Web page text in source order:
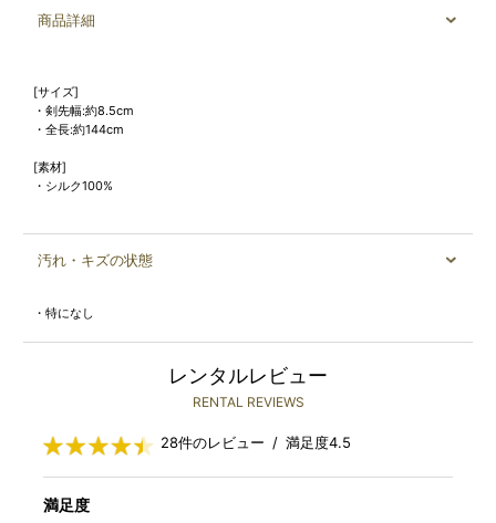
商品詳細
[サイズ]
・剣先幅:約8.5cm
・全長:約144cm
[素材]
・シルク100%
汚れ・キズの状態
・特になし
レンタルレビュー
RENTAL REVIEWS
28件のレビュー / 満足度4.5
満足度